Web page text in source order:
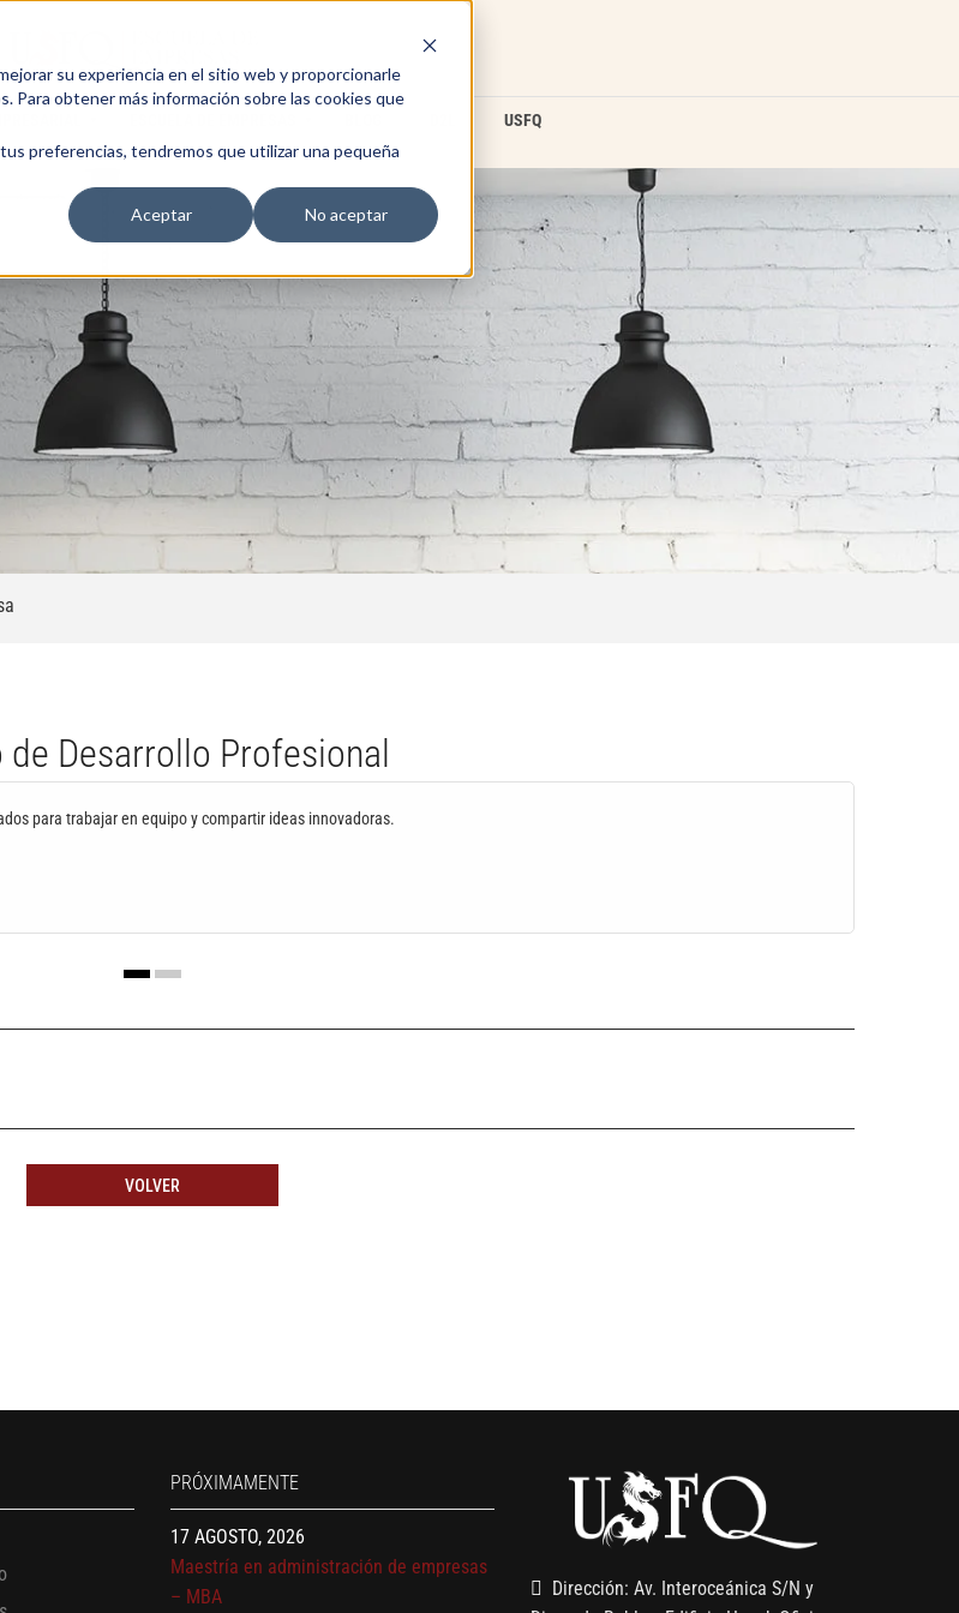
su experiencia en el sitio web y proporcionarle
Para obtener más información sobre las cookies que
preferencias, tendremos que utilizar una pequeña
Aceptar
No aceptar
USFQ
de Desarrollo Profesional
para trabajar en equipo y compartir ideas innovadoras.
VOLVER
PRÓXIMAMENTE
13 AGOSTO, 2026
17 AGOSTO, 2026
Gerencia de empresas familiares
17 AGOSTO, 2026
Maestría en administración de empresas
– MBA
Dirección: Av. Interoceánica S/N y